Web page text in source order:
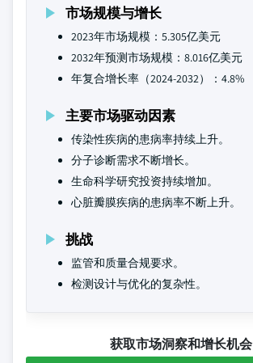
市场规模与增长
2023年市场规模：5.305亿美元
2032年预测市场规模：8.016亿美元
年复合增长率（2024-2032）：4.8%
主要市场驱动因素
传染性疾病的患病率持续上升。
分子诊断需求不断增长。
生命科学研究投资持续增加。
心脏瓣膜疾病的患病率不断上升。
挑战
监管和质量合规要求。
检测设计与优化的复杂性。
获取市场洞察和增长机会